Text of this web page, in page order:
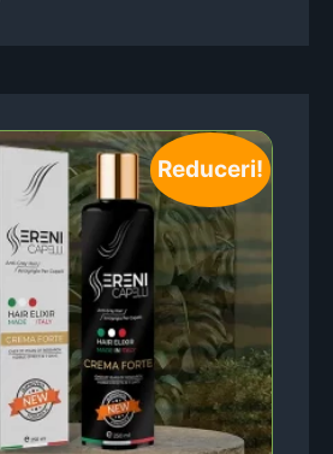
Reduceri!